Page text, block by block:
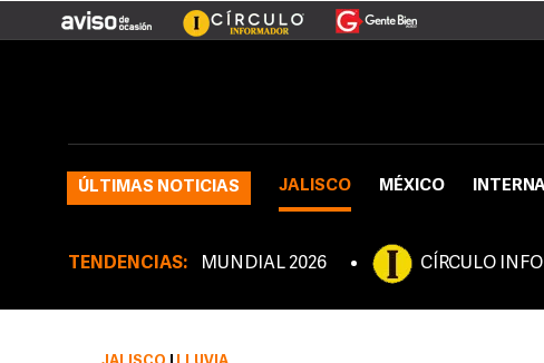
ÚLTIMAS NOTICIAS JALISCO MÉXICO
TENDENCIAS: MUNDIAL 2026 CÍRCULO